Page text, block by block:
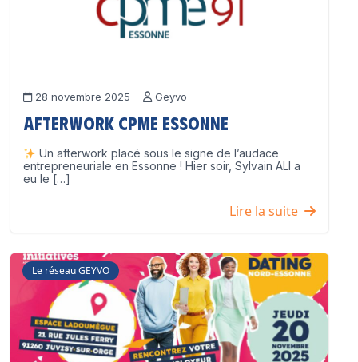
28 novembre 2025 Geyvo
Afterwork CPME Essonne
Un afterwork placé sous le signe de l’audace
entrepreneuriale en Essonne ! Hier soir, Sylvain ALI a
eu le […]
Lire la suite
Le réseau GEYVO